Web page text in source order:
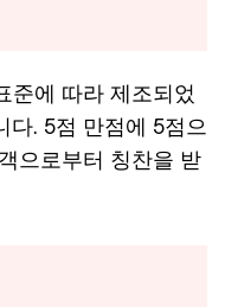
준에 따라 제조되었
다. 5점 만점에 5점으
으로부터 칭찬을 받